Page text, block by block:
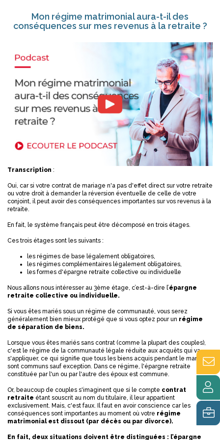
Mon régime matrimonial aura-t-il des
conséquences sur mes revenus à la retraite ?
Transcription :
Oui, car si votre contrat de mariage n'a pas d'effet direct sur votre retraite
ou votre droit à demander la réversion éventuelle de celle de votre
conjoint, il peut avoir des conséquences importantes sur vos revenus à la
retraite.
En fait, le système français peut être décomposé en trois étages.
Ces trois étages sont les suivants :
les régimes de base légalement obligatoires,
les régimes complémentaires légalement obligatoires,
les formes d'épargne retraite collective ou individuelle
Nous allons nous intéresser au 3ème étage, c’est-à-dire l’épargne
retraite collective ou individuelle.
Si vous êtes mariés sous un régime de communauté, vous serez
généralement bien mieux protégé que si vous optez pour un régime
de séparation de biens.
Lorsque vous êtes mariés sans contrat (comme la plupart des couples),
c'est le régime de la communauté légale réduite aux acquêts qui va
s'appliquer, ce qui signifie que tous les biens acquis pendant le mariage
sont communs sauf exception. Dans ce régime, l'épargne retraite
constituée par l'un ou par l'autre des époux est commune.
Or, beaucoup de couples s'imaginent que si le compte contrat
retraite étant souscrit au nom du titulaire, il leur appartient
exclusivement. Mais, c'est faux. Il faut en avoir conscience car les
conséquences sont importantes au moment où votre régime
matrimonial est dissout (par décès ou par divorce).
En fait, deux situations doivent être distinguées : l’épargne